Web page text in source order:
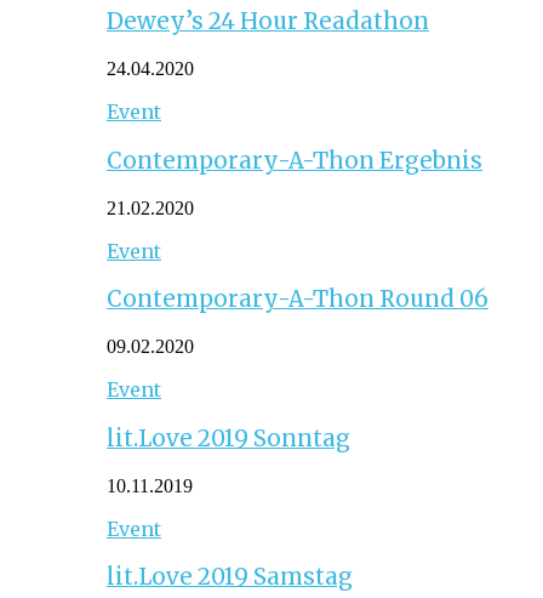
Dewey’s 24 Hour Readathon
24.04.2020
Event
Contemporary-A-Thon Ergebnis
21.02.2020
Event
Contemporary-A-Thon Round 06
09.02.2020
Event
lit.Love 2019 Sonntag
10.11.2019
Event
lit.Love 2019 Samstag